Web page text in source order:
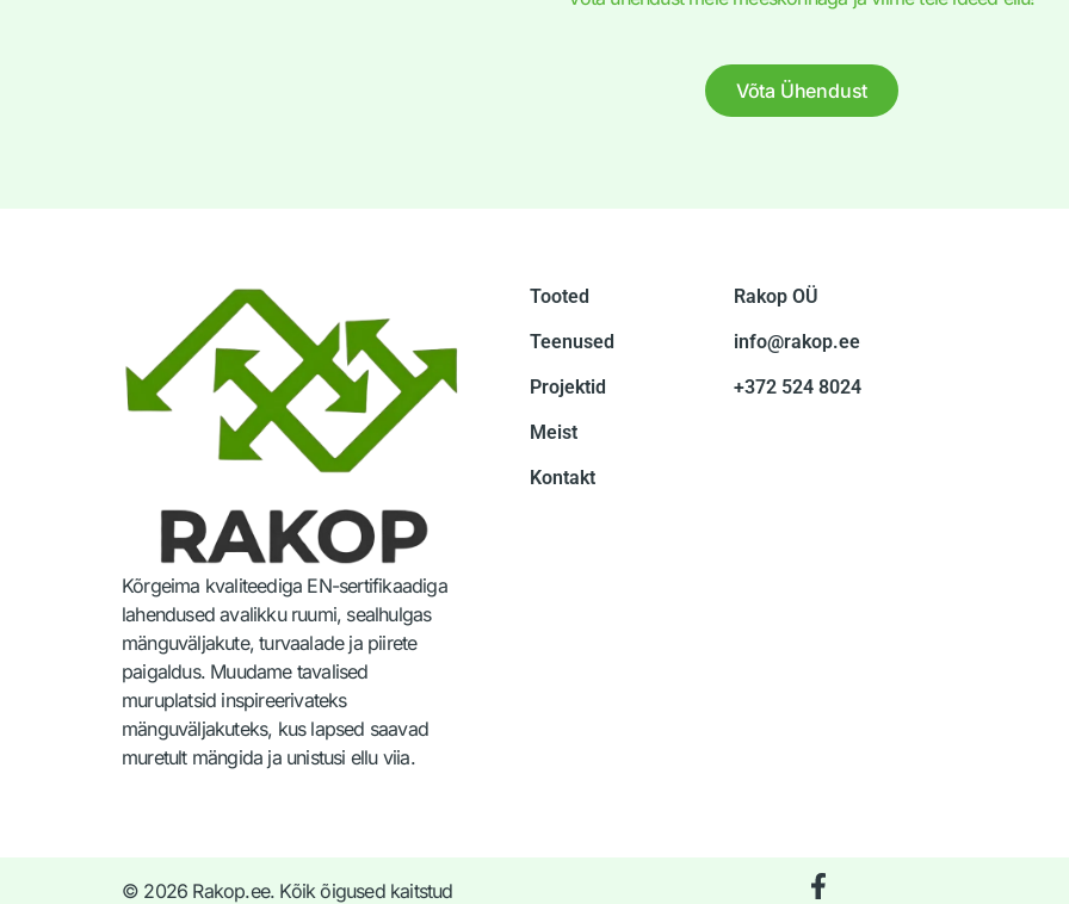
Võta Ühendust
Kõrgeima kvaliteediga EN-sertifikaadiga
lahendused avalikku ruumi, sealhulgas
mänguväljakute, turvaalade ja piirete
paigaldus. Muudame tavalised
muruplatsid inspireerivateks
mänguväljakuteks, kus lapsed saavad
muretult mängida ja unistusi ellu viia.
Tooted
Teenused
Projektid
Meist
Kontakt
Rakop OÜ
info@rakop.ee
+372 524 8024
© 2026 Rakop.ee. Kõik õigused kaitstud F